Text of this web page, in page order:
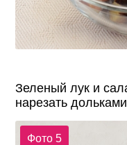
Зеленый лук и
нарезать
Фото 5